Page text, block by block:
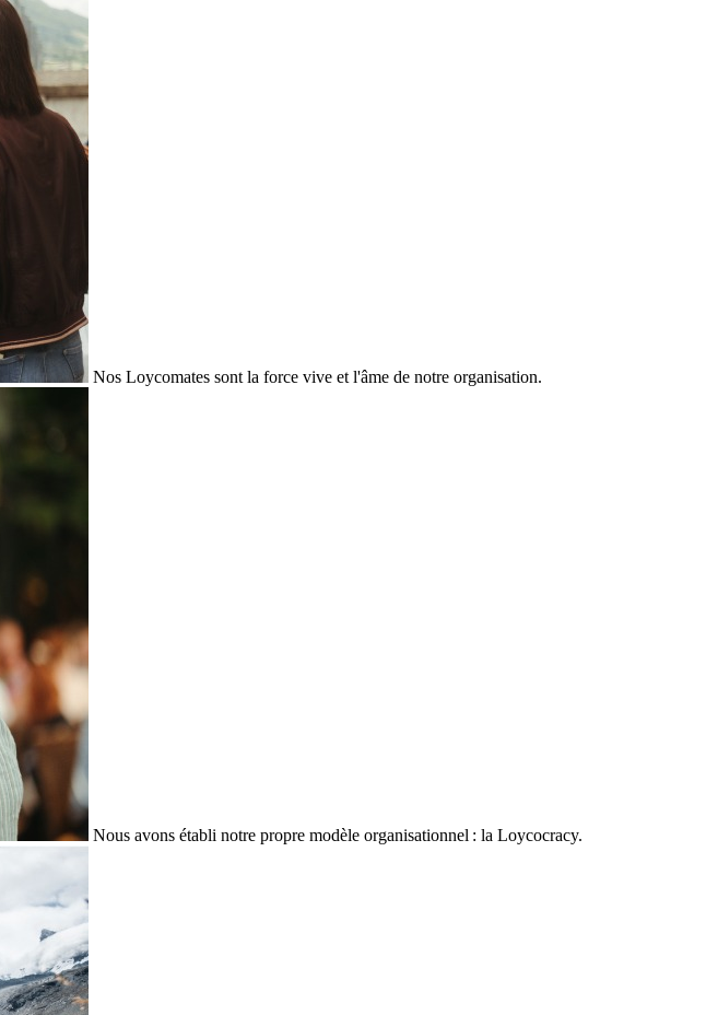
Nos Loycomates sont la force vive et l'âme de notre organisation.
Nous avons établi notre propre modèle organisationnel : la Loycocracy.